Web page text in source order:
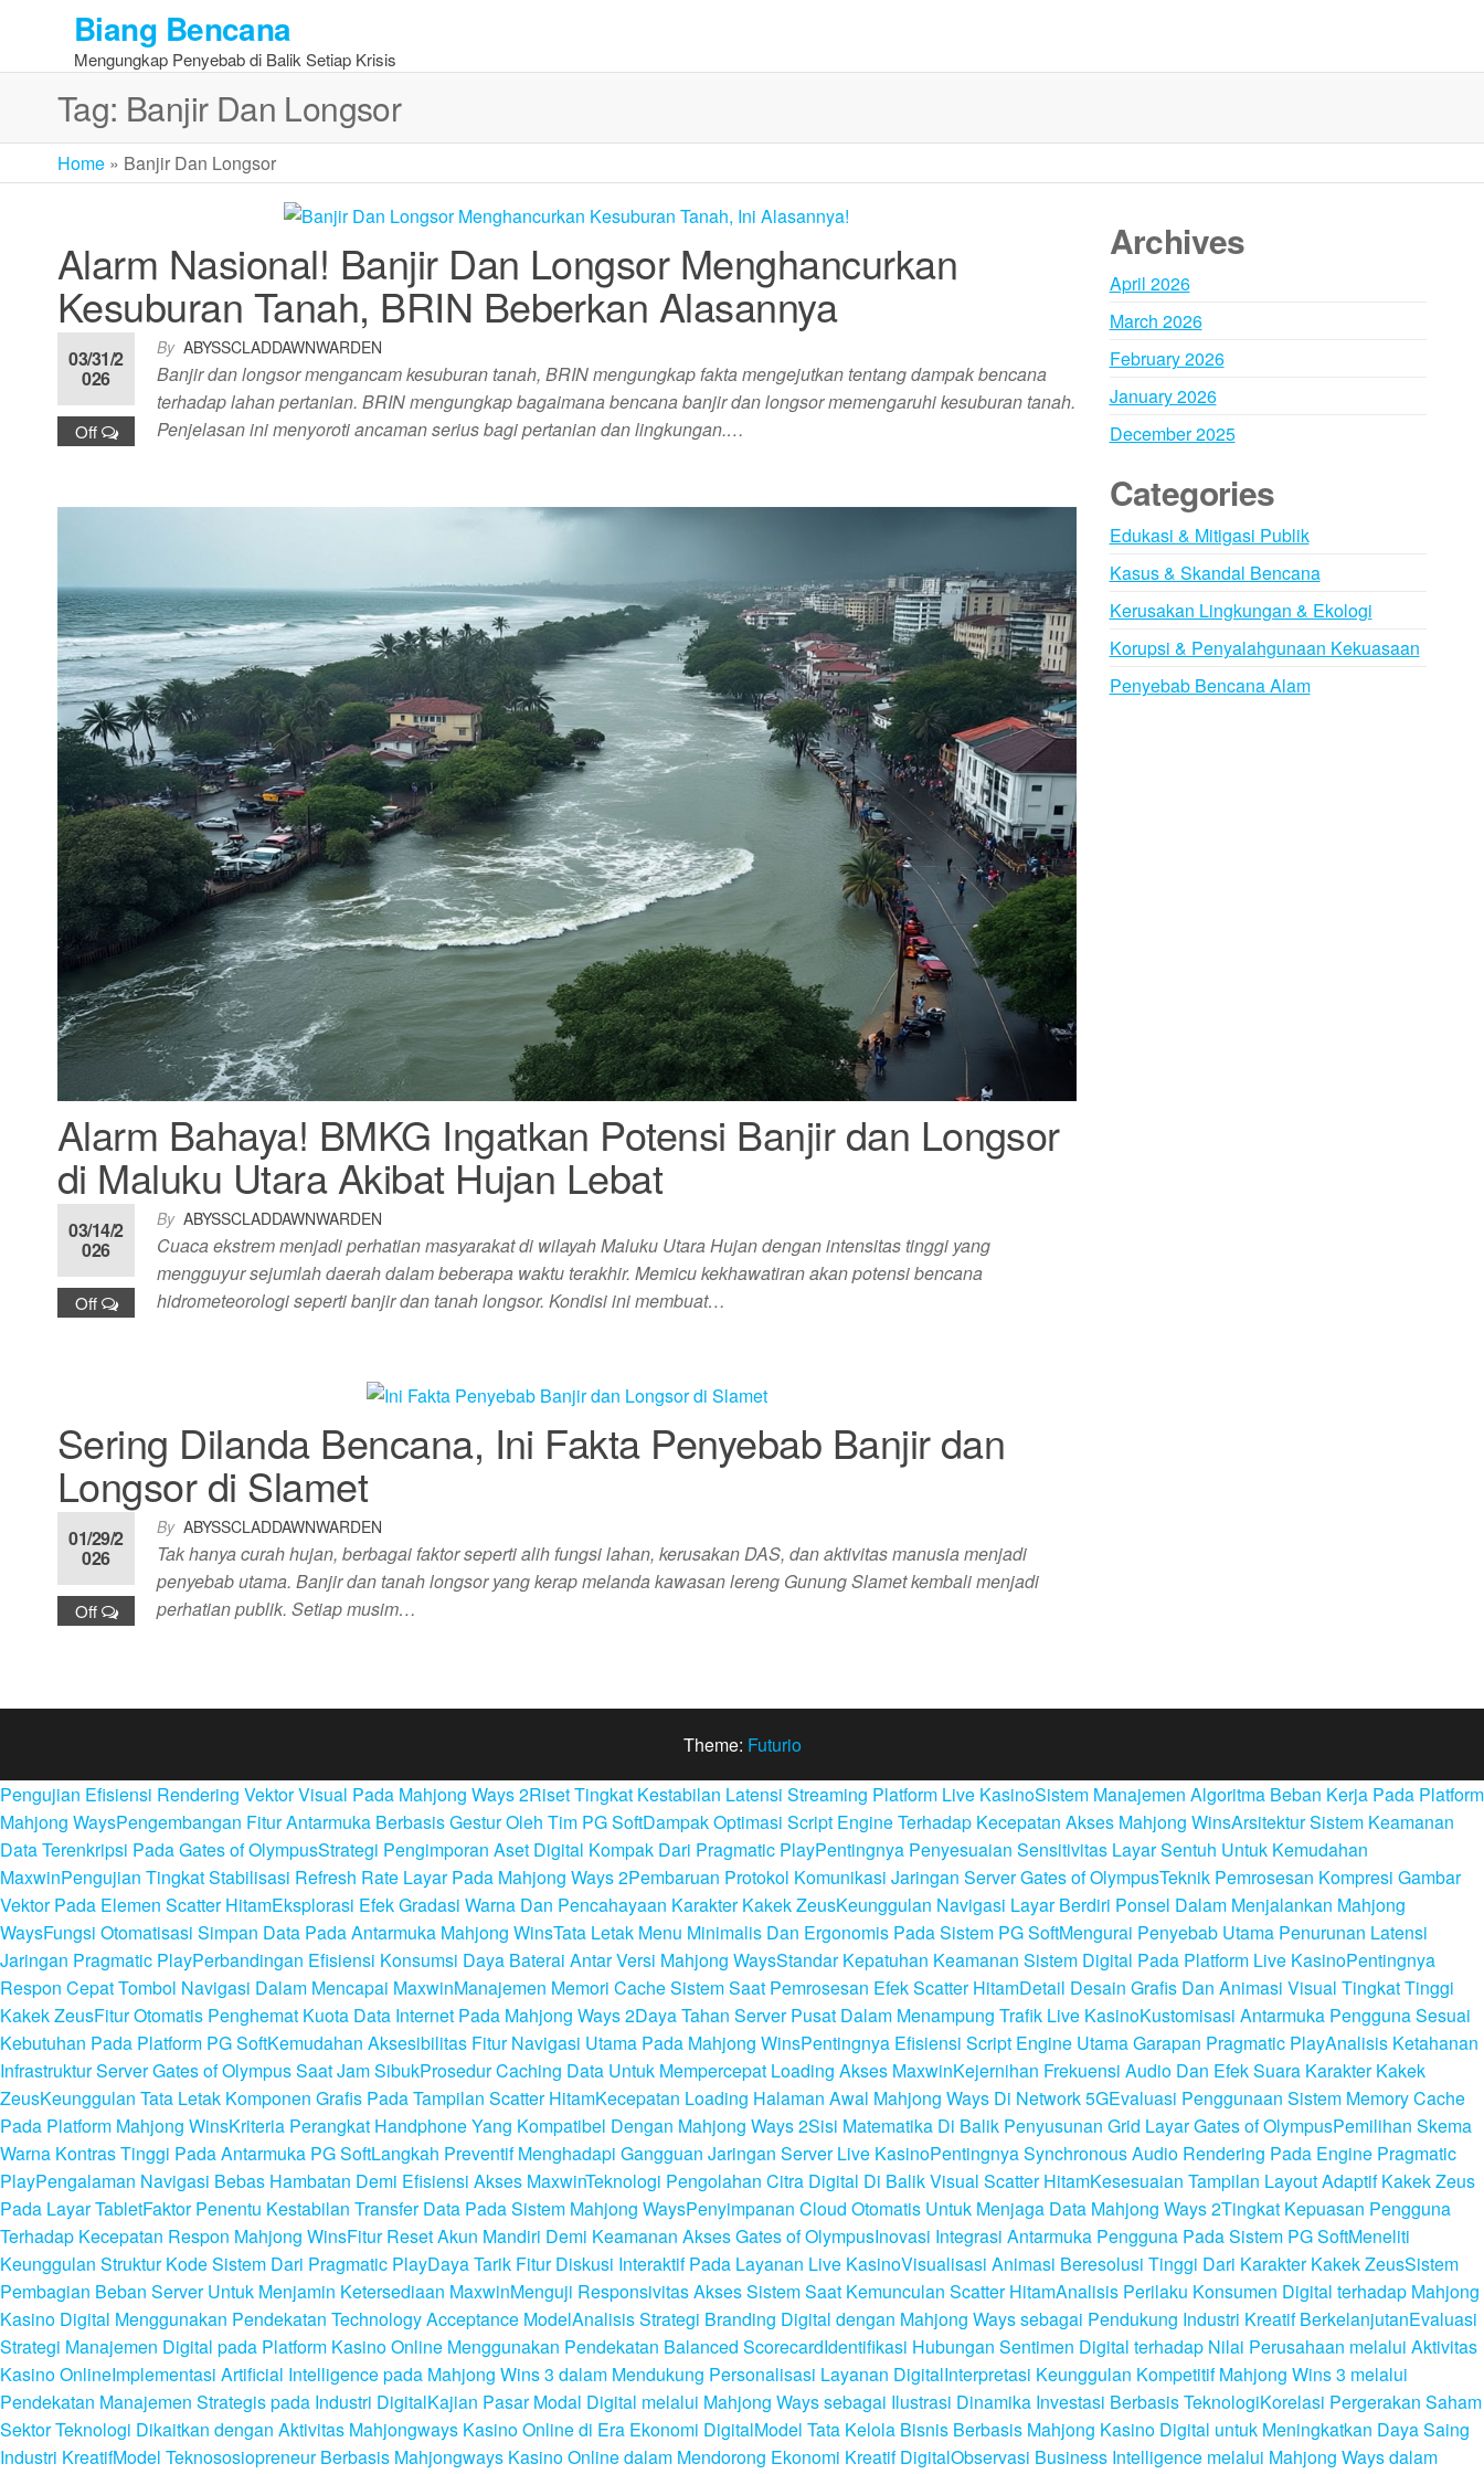
the
Biang Bencana
Mengungkap Penyebab di Balik Setiap Krisis
Tag: Banjir Dan Longsor
Home » Banjir Dan Longsor
Alarm Nasional! Banjir Dan Longsor Menghancurkan
Kesuburan Tanah, BRIN Beberkan Alasannya
By ABYSSCLADDAWNWARDEN
03/31/2
026
Off
Banjir dan longsor mengancam kesuburan tanah, BRIN mengungkap fakta mengejutkan tentang dampak bencana
terhadap lahan pertanian. BRIN mengungkap bagaimana bencana banjir dan longsor memengaruhi kesuburan tanah.
Penjelasan ini menyoroti ancaman serius bagi pertanian dan lingkungan.…
Alarm Bahaya! BMKG Ingatkan Potensi Banjir dan Longsor
di Maluku Utara Akibat Hujan Lebat
By ABYSSCLADDAWNWARDEN
03/14/2
026
Off
Cuaca ekstrem menjadi perhatian masyarakat di wilayah Maluku Utara Hujan dengan intensitas tinggi yang
mengguyur sejumlah daerah dalam beberapa waktu terakhir. Memicu kekhawatiran akan potensi bencana
hidrometeorologi seperti banjir dan tanah longsor. Kondisi ini membuat…
Sering Dilanda Bencana, Ini Fakta Penyebab Banjir dan
Longsor di Slamet
By ABYSSCLADDAWNWARDEN
01/29/2
026
Off
Tak hanya curah hujan, berbagai faktor seperti alih fungsi lahan, kerusakan DAS, dan aktivitas manusia menjadi
penyebab utama. Banjir dan tanah longsor yang kerap melanda kawasan lereng Gunung Slamet kembali menjadi
perhatian publik. Setiap musim…
Archives
April 2026
March 2026
February 2026
January 2026
December 2025
Categories
Edukasi & Mitigasi Publik
Kasus & Skandal Bencana
Kerusakan Lingkungan & Ekologi
Korupsi & Penyalahgunaan Kekuasaan
Penyebab Bencana Alam
Theme: Futurio
Pengujian Efisiensi Rendering Vektor Visual Pada Mahjong Ways 2Riset Tingkat Kestabilan Latensi Streaming Platform Live KasinoSistem Manajemen Algoritma Beban Kerja Pada Platform
Mahjong WaysPengembangan Fitur Antarmuka Berbasis Gestur Oleh Tim PG SoftDampak Optimasi Script Engine Terhadap Kecepatan Akses Mahjong WinsArsitektur Sistem Keamanan
Data Terenkripsi Pada Gates of OlympusStrategi Pengimporan Aset Digital Kompak Dari Pragmatic PlayPentingnya Penyesuaian Sensitivitas Layar Sentuh Untuk Kemudahan
MaxwinPengujian Tingkat Stabilisasi Refresh Rate Layar Pada Mahjong Ways 2Pembaruan Protokol Komunikasi Jaringan Server Gates of OlympusTeknik Pemrosesan Kompresi Gambar
Vektor Pada Elemen Scatter HitamEksplorasi Efek Gradasi Warna Dan Pencahayaan Karakter Kakek ZeusKeunggulan Navigasi Layar Berdiri Ponsel Dalam Menjalankan Mahjong
WaysFungsi Otomatisasi Simpan Data Pada Antarmuka Mahjong WinsTata Letak Menu Minimalis Dan Ergonomis Pada Sistem PG SoftMengurai Penyebab Utama Penurunan Latensi
Jaringan Pragmatic PlayPerbandingan Efisiensi Konsumsi Daya Baterai Antar Versi Mahjong WaysStandar Kepatuhan Keamanan Sistem Digital Pada Platform Live KasinoPentingnya
Respon Cepat Tombol Navigasi Dalam Mencapai MaxwinManajemen Memori Cache Sistem Saat Pemrosesan Efek Scatter HitamDetail Desain Grafis Dan Animasi Visual Tingkat Tinggi
Kakek ZeusFitur Otomatis Penghemat Kuota Data Internet Pada Mahjong Ways 2Daya Tahan Server Pusat Dalam Menampung Trafik Live KasinoKustomisasi Antarmuka Pengguna Sesuai
Kebutuhan Pada Platform PG SoftKemudahan Aksesibilitas Fitur Navigasi Utama Pada Mahjong WinsPentingnya Efisiensi Script Engine Utama Garapan Pragmatic PlayAnalisis Ketahanan
Infrastruktur Server Gates of Olympus Saat Jam SibukProsedur Caching Data Untuk Mempercepat Loading Akses MaxwinKejernihan Frekuensi Audio Dan Efek Suara Karakter Kakek
ZeusKeunggulan Tata Letak Komponen Grafis Pada Tampilan Scatter HitamKecepatan Loading Halaman Awal Mahjong Ways Di Network 5GEvaluasi Penggunaan Sistem Memory Cache
Pada Platform Mahjong WinsKriteria Perangkat Handphone Yang Kompatibel Dengan Mahjong Ways 2Sisi Matematika Di Balik Penyusunan Grid Layar Gates of OlympusPemilihan Skema
Warna Kontras Tinggi Pada Antarmuka PG SoftLangkah Preventif Menghadapi Gangguan Jaringan Server Live KasinoPentingnya Synchronous Audio Rendering Pada Engine Pragmatic
PlayPengalaman Navigasi Bebas Hambatan Demi Efisiensi Akses MaxwinTeknologi Pengolahan Citra Digital Di Balik Visual Scatter HitamKesesuaian Tampilan Layout Adaptif Kakek Zeus
Pada Layar TabletFaktor Penentu Kestabilan Transfer Data Pada Sistem Mahjong WaysPenyimpanan Cloud Otomatis Untuk Menjaga Data Mahjong Ways 2Tingkat Kepuasan Pengguna
Terhadap Kecepatan Respon Mahjong WinsFitur Reset Akun Mandiri Demi Keamanan Akses Gates of OlympusInovasi Integrasi Antarmuka Pengguna Pada Sistem PG SoftMeneliti
Keunggulan Struktur Kode Sistem Dari Pragmatic PlayDaya Tarik Fitur Diskusi Interaktif Pada Layanan Live KasinoVisualisasi Animasi Beresolusi Tinggi Dari Karakter Kakek ZeusSistem
Pembagian Beban Server Untuk Menjamin Ketersediaan MaxwinMenguji Responsivitas Akses Sistem Saat Kemunculan Scatter HitamAnalisis Perilaku Konsumen Digital terhadap Mahjong
Kasino Digital Menggunakan Pendekatan Technology Acceptance ModelAnalisis Strategi Branding Digital dengan Mahjong Ways sebagai Pendukung Industri Kreatif BerkelanjutanEvaluasi
Strategi Manajemen Digital pada Platform Kasino Online Menggunakan Pendekatan Balanced ScorecardIdentifikasi Hubungan Sentimen Digital terhadap Nilai Perusahaan melalui Aktivitas
Kasino OnlineImplementasi Artificial Intelligence pada Mahjong Wins 3 dalam Mendukung Personalisasi Layanan DigitalInterpretasi Keunggulan Kompetitif Mahjong Wins 3 melalui
Pendekatan Manajemen Strategis pada Industri DigitalKajian Pasar Modal Digital melalui Mahjong Ways sebagai Ilustrasi Dinamika Investasi Berbasis TeknologiKorelasi Pergerakan Saham
Sektor Teknologi Dikaitkan dengan Aktivitas Mahjongways Kasino Online di Era Ekonomi DigitalModel Tata Kelola Bisnis Berbasis Mahjong Kasino Digital untuk Meningkatkan Daya Saing
Industri KreatifModel Teknososiopreneur Berbasis Mahjongways Kasino Online dalam Mendorong Ekonomi Kreatif DigitalObservasi Business Intelligence melalui Mahjong Ways dalam